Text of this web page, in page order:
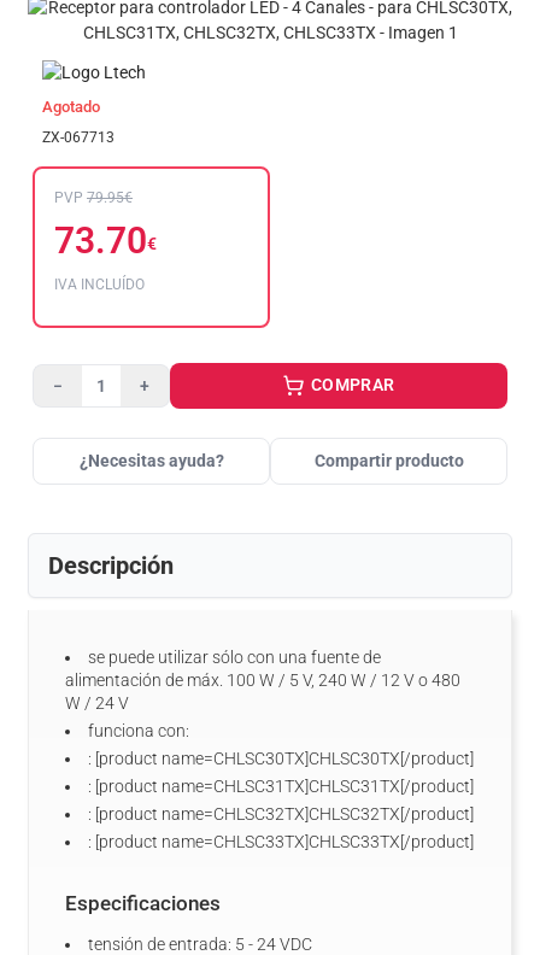
Agotado
ZX-067713
PVP 79.95€
73.70€
IVA INCLUÍDO
− + COMPRAR
¿Necesitas ayuda? Compartir producto
Descripción
se puede utilizar sólo con una fuente de
alimentación de máx. 100 W / 5 V, 240 W / 12 V o 480
W / 24 V
funciona con:
: [product name=CHLSC30TX]CHLSC30TX[/product]
: [product name=CHLSC31TX]CHLSC31TX[/product]
: [product name=CHLSC32TX]CHLSC32TX[/product]
: [product name=CHLSC33TX]CHLSC33TX[/product]
Especificaciones
tensión de entrada: 5 - 24 VDC